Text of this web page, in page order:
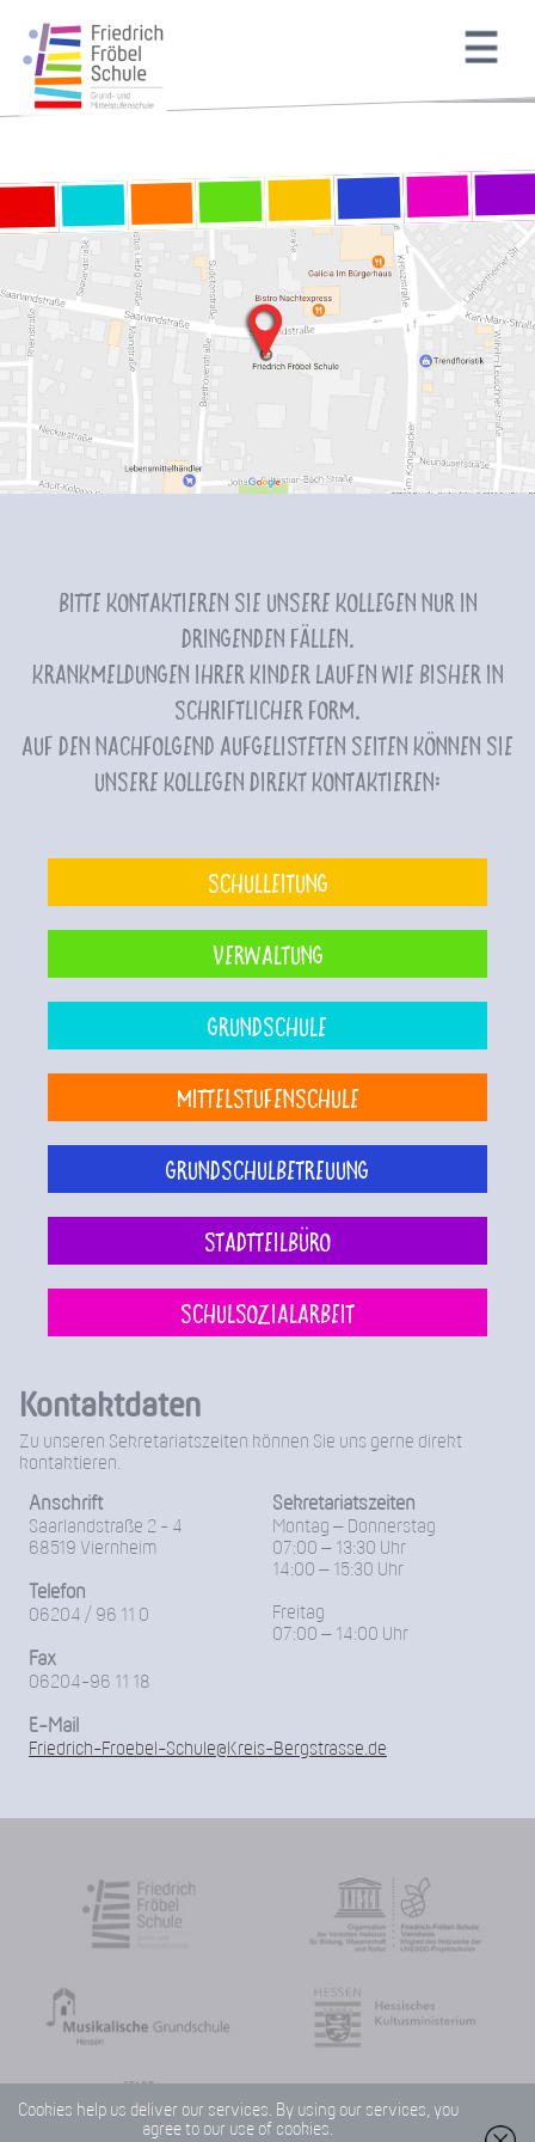
Bitte kontaktieren Sie unsere Kollegen nur in
dringenden Fällen.
Krankmeldungen Ihrer Kinder laufen wie bisher in
schriftlicher Form.
Auf den nachfolgend aufgelisteten Seiten können Sie
unsere Kollegen direkt kontaktieren:
Schulleitung
Verwaltung
Grundschule
Mittelstufenschule
Grundschulbetreuung
Stadtteilbüro
Schulsozialarbeit
Kontaktdaten
Zu unseren Sekretariatszeiten können Sie uns gerne direkt
kontaktieren.
Anschrift
Saarlandstraße 2 - 4
68519 Viernheim
Telefon
06204 / 96 11 0
Fax
06204-96 11 18
Sekretariatszeiten
Montag – Donnerstag
07:00 – 13:30 Uhr
14:00 – 15:30 Uhr
Freitag
07:00 – 14:00 Uhr
E-Mail
Friedrich-Froebel-Schule@Kreis-Bergstrasse.de
Cookies help us deliver our services. By using our services, you
agree to our use of cookies.